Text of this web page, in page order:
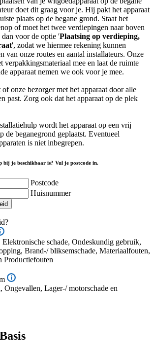
doet dit graag voor je. Hij pakt het apparaat
plaats op de begane grond. Staat het
of moet het twee verdiepingen naar boven
voor de optie 'Plaatsing op verdieping,
', zodat we hiermee rekening kunnen
van onze routes en aantal installateurs. Onze
verpakkingsmateriaal mee en laat de ruimte
apparaat nemen we ook voor je mee.
of onze bezorger met het apparaat door alle
past. Zorg ook dat het apparaat op de plek
wordt het apparaat op een vrij
de beganegrond geplaatst. Eventueel
is niet inbegrepen.
bij je beschikbaar is? Vul je postcode in.
Postcode
Huisnummer
Elektronische schade, Ondeskundig gebruik,
Brand-/ bliksemschade, Materiaalfouten,
Productiefouten
Ongevallen, Lager-/ motorschade en